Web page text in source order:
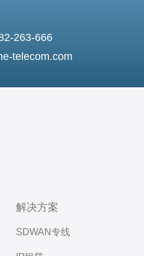
263-666
telecom.com
解决方案
SDWAN专线